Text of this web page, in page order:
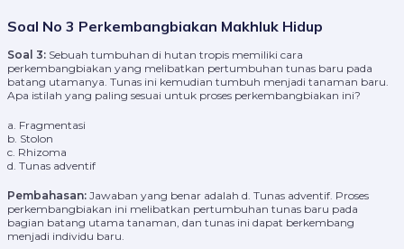
Soal No 3 Perkembangbiakan Makhluk Hidup
Soal 3: Sebuah tumbuhan di hutan tropis memiliki cara
perkembangbiakan yang melibatkan pertumbuhan tunas baru pada
batang utamanya. Tunas ini kemudian tumbuh menjadi tanaman baru.
Apa istilah yang paling sesuai untuk proses perkembangbiakan ini?
a. Fragmentasi
b. Stolon
c. Rhizoma
d. Tunas adventif
Pembahasan: Jawaban yang benar adalah d. Tunas adventif. Proses
perkembangbiakan ini melibatkan pertumbuhan tunas baru pada
bagian batang utama tanaman, dan tunas ini dapat berkembang
menjadi individu baru.